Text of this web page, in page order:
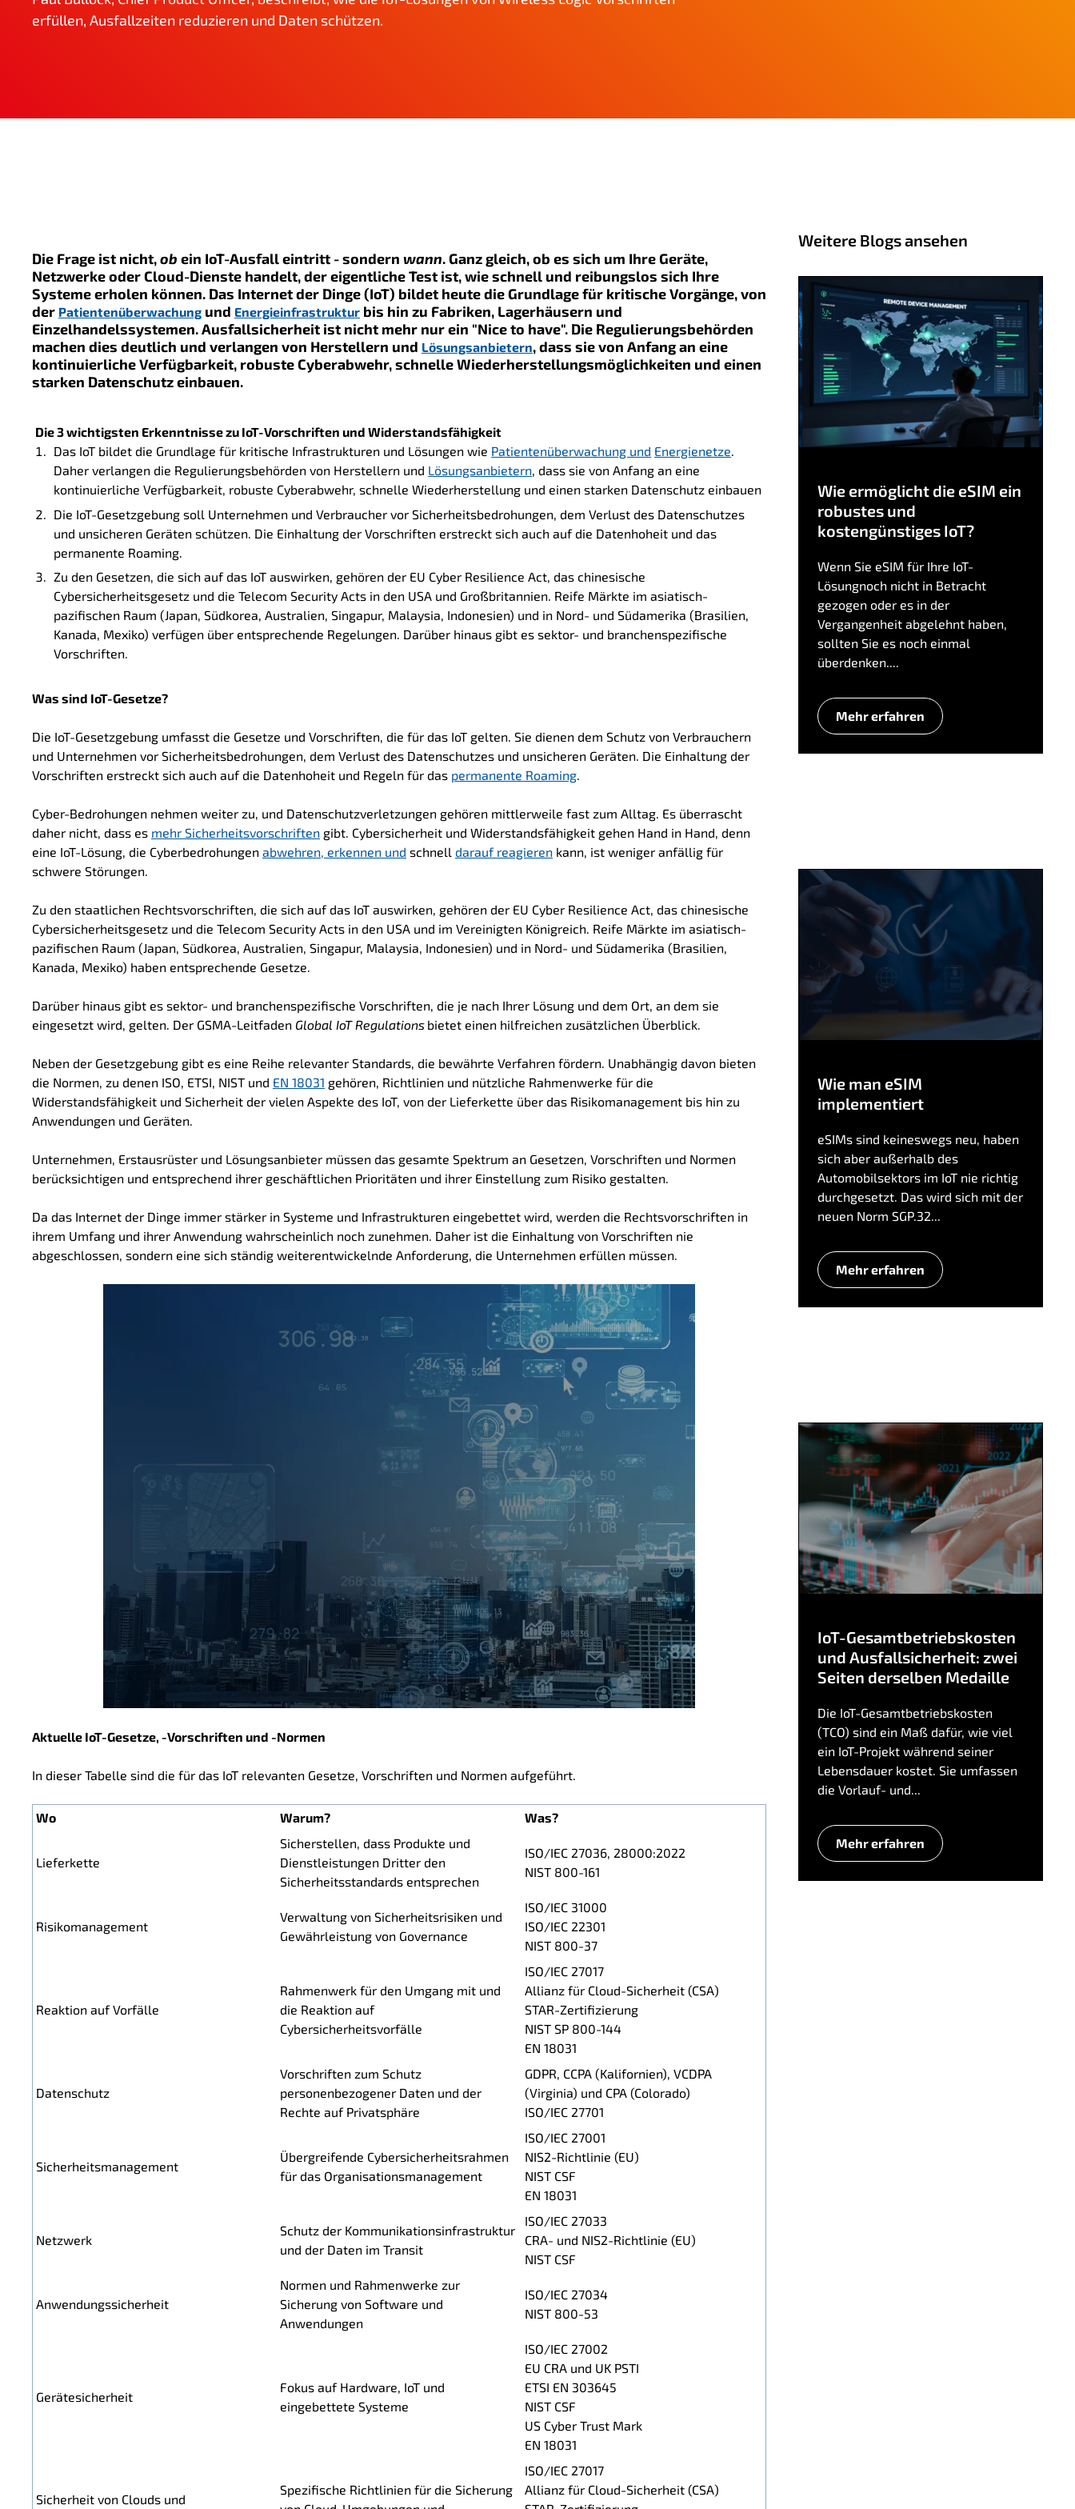
erfüllen, Ausfallzeiten reduzieren und Daten schützen.
Die Frage ist nicht,ob ein IoT-Ausfall eintritt - sondern wann. Ganz gleich, ob es sich um Ihre Geräte,
Netzwerke oder Cloud-Dienste handelt, der eigentliche Test ist, wie schnell und reibungslos sich Ihre
Systeme erholen können. Das Internet der Dinge (IoT) bildet heute die Grundlage für kritische Vorgänge, von
der Patientenüberwachung und Energieinfrastruktur bis hin zu Fabriken, Lagerhäusern und
Einzelhandelssystemen. Ausfallsicherheit ist nicht mehr nur ein "Nice to have". Die Regulierungsbehörden
machen dies deutlich und verlangen von Herstellern und Lösungsanbietern, dass sie von Anfang an eine
kontinuierliche Verfügbarkeit, robuste Cyberabwehr, schnelle Wiederherstellungsmöglichkeiten und einen
starken Datenschutz einbauen.
Die 3 wichtigsten Erkenntnisse zu IoT-Vorschriften und Widerstandsfähigkeit
Das IoT bildet die Grundlage für kritische Infrastrukturen und Lösungen wie Patientenüberwachung und Energienetze.
Daher verlangen die Regulierungsbehörden von Herstellern und Lösungsanbietern, dass sie von Anfang an eine
kontinuierliche Verfügbarkeit, robuste Cyberabwehr, schnelle Wiederherstellung und einen starken Datenschutz einbauen
Die IoT-Gesetzgebung soll Unternehmen und Verbraucher vor Sicherheitsbedrohungen, dem Verlust des Datenschutzes
und unsicheren Geräten schützen. Die Einhaltung der Vorschriften erstreckt sich auch auf die Datenhoheit und das
permanente Roaming.
Zu den Gesetzen, die sich auf das IoT auswirken, gehören der EU Cyber Resilience Act, das chinesische
Cybersicherheitsgesetz und die Telecom Security Acts in den USA und Großbritannien. Reife Märkte im asiatisch-
pazifischen Raum (Japan, Südkorea, Australien, Singapur, Malaysia, Indonesien) und in Nord- und Südamerika (Brasilien,
Kanada, Mexiko) verfügen über entsprechende Regelungen. Darüber hinaus gibt es sektor- und branchenspezifische
Vorschriften.
Was sind IoT-Gesetze?
Die IoT-Gesetzgebung umfasst die Gesetze und Vorschriften, die für das IoT gelten. Sie dienen dem Schutz von Verbrauchern
und Unternehmen vor Sicherheitsbedrohungen, dem Verlust des Datenschutzes und unsicheren Geräten. Die Einhaltung der
Vorschriften erstreckt sich auch auf die Datenhoheit und Regeln für das permanente Roaming.
Cyber-Bedrohungen nehmen weiter zu, und Datenschutzverletzungen gehören mittlerweile fast zum Alltag. Es überrascht
daher nicht, dass es mehr Sicherheitsvorschriften gibt. Cybersicherheit und Widerstandsfähigkeit gehen Hand in Hand, denn
eine IoT-Lösung, die Cyberbedrohungen abwehren, erkennen und schnell darauf reagieren kann, ist weniger anfällig für
schwere Störungen.
Zu den staatlichen Rechtsvorschriften, die sich auf das IoT auswirken, gehören der EU Cyber Resilience Act, das chinesische
Cybersicherheitsgesetz und die Telecom Security Acts in den USA und im Vereinigten Königreich. Reife Märkte im asiatisch-
pazifischen Raum (Japan, Südkorea, Australien, Singapur, Malaysia, Indonesien) und in Nord- und Südamerika (Brasilien,
Kanada, Mexiko) haben entsprechende Gesetze.
Darüber hinaus gibt es sektor- und branchenspezifische Vorschriften, die je nach Ihrer Lösung und dem Ort, an dem sie
eingesetzt wird, gelten. Der GSMA-Leitfaden Global IoT Regulations bietet einen hilfreichen zusätzlichen Überblick.
Neben der Gesetzgebung gibt es eine Reihe relevanter Standards, die bewährte Verfahren fördern. Unabhängig davon bieten
die Normen, zu denen ISO, ETSI, NIST und EN 18031 gehören, Richtlinien und nützliche Rahmenwerke für die
Widerstandsfähigkeit und Sicherheit der vielen Aspekte des IoT, von der Lieferkette über das Risikomanagement bis hin zu
Anwendungen und Geräten.
Unternehmen, Erstausrüster und Lösungsanbieter müssen das gesamte Spektrum an Gesetzen, Vorschriften und Normen
berücksichtigen und entsprechend ihrer geschäftlichen Prioritäten und ihrer Einstellung zum Risiko gestalten.
Da das Internet der Dinge immer stärker in Systeme und Infrastrukturen eingebettet wird, werden die Rechtsvorschriften in
ihrem Umfang und ihrer Anwendung wahrscheinlich noch zunehmen. Daher ist die Einhaltung von Vorschriften nie
abgeschlossen, sondern eine sich ständig weiterentwickelnde Anforderung, die Unternehmen erfüllen müssen.
Aktuelle IoT-Gesetze, -Vorschriften und -Normen
In dieser Tabelle sind die für das IoT relevanten Gesetze, Vorschriften und Normen aufgeführt.
Wo Warum? Was?
Lieferkette
Sicherstellen, dass Produkte und
Dienstleistungen Dritter den
Sicherheitsstandards entsprechen
ISO/IEC 27036, 28000:2022
NIST 800-161
Risikomanagement
Verwaltung von Sicherheitsrisiken und
Gewährleistung von Governance
ISO/IEC 31000
ISO/IEC 22301
NIST 800-37
Reaktion auf Vorfälle
Rahmenwerk für den Umgang mit und
die Reaktion auf
Cybersicherheitsvorfälle
ISO/IEC 27017
Allianz für Cloud-Sicherheit (CSA)
STAR-Zertifizierung
NIST SP 800-144
EN 18031
Datenschutz
Vorschriften zum Schutz
personenbezogener Daten und der
Rechte auf Privatsphäre
GDPR, CCPA (Kalifornien), VCDPA
(Virginia) und CPA (Colorado)
ISO/IEC 27701
Sicherheitsmanagement
Übergreifende Cybersicherheitsrahmen
für das Organisationsmanagement
ISO/IEC 27001
NIS2-Richtlinie (EU)
NIST CSF
EN 18031
Netzwerk
Schutz der Kommunikationsinfrastruktur
und der Daten im Transit
ISO/IEC 27033
CRA- und NIS2-Richtlinie (EU)
NIST CSF
Anwendungssicherheit
Normen und Rahmenwerke zur
Sicherung von Software und
Anwendungen
ISO/IEC 27034
NIST 800-53
Gerätesicherheit
Fokus auf Hardware, IoT und
eingebettete Systeme
ISO/IEC 27002
EU CRA und UK PSTI
ETSI EN 303645
NIST CSF
US Cyber Trust Mark
EN 18031
Sicherheit von Clouds und
Spezifische Richtlinien für die Sicherung
ISO/IEC 27017
Allianz für Cloud-Sicherheit (CSA)
Weitere Blogs ansehen
Wie ermöglicht die eSIM ein
robustes und
kostengünstiges IoT?
Wenn Sie eSIM für Ihre IoT-
Lösungnoch nicht in Betracht
gezogen oder es in der
Vergangenheit abgelehnt haben,
sollten Sie es noch einmal
überdenken....
Mehr erfahren
Wie man eSIM
implementiert
eSIMs sind keineswegs neu, haben
sich aber außerhalb des
Automobilsektors im IoT nie richtig
durchgesetzt. Das wird sich mit der
neuen Norm SGP.32...
Mehr erfahren
IoT-Gesamtbetriebskosten
und Ausfallsicherheit: zwei
Seiten derselben Medaille
Die IoT-Gesamtbetriebskosten
(TCO) sind ein Maß dafür, wie viel
ein IoT-Projekt während seiner
Lebensdauer kostet. Sie umfassen
die Vorlauf- und...
Mehr erfahren